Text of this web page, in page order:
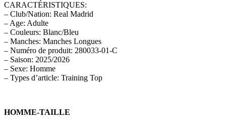
CARACTÉRISTIQUES:
– Club/Nation: Real Madrid
– Age: Adulte
– Couleurs: Blanc/Bleu
– Manches: Manches Longues
– Numéro de produit: 280033-01-C
– Saison: 2025/2026
– Sexe: Homme
– Types d’article: Training Top
HOMME-TAILLE